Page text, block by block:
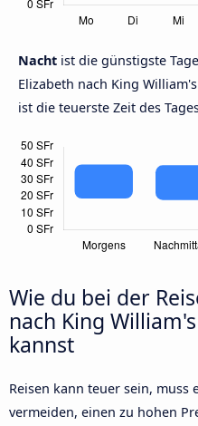
Nacht ist die günstigste
Elizabeth nach King
ist die teuerste Zeit des
Wie du bei der
nach King
kannst
Reisen kann teuer sein, muss
vermeiden, einen zu hohen